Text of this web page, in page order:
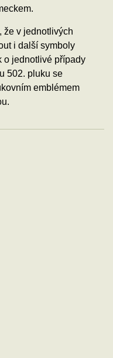
že v jednotlivých
i další symboly
o jednotlivé případy
502. pluku se
emblémem